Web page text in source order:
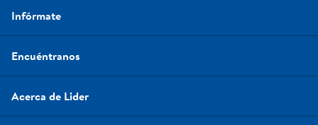
Infórmate
Encuéntranos
Acerca de Lider